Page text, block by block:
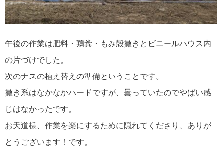
午後の作業は肥料・鶏糞・もみ殻撒きとビニールハウス内
の片づけでした。
次のナスの植え替えの準備ということです。
撒き系はなかなかハードですが、曇っていたのでやばい感
じはなかったです。
お天道様、作業を楽にするために隠れてくださり、ありが
とうございます！です。